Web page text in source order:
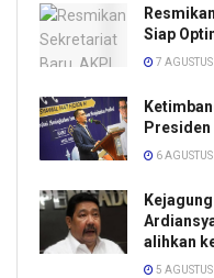
Siap
7
6
alihkan
5